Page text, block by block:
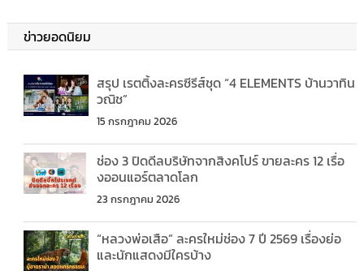
ข่าวยอดนิยม
สรุป เรตติ้งละครซีรีส์ชุด “4 ELEMENTS บ้านวาทิน
วณิช”
15 กรกฎาคม 2026
ช่อง 3 ปิดดีลบริษัทจากสิงคโปร์ ขายละคร 12 เรื่อ
งออนแอร์ตลาดโลก
23 กรกฎาคม 2026
“หลวงพ่อเสือ” ละครใหม่ช่อง 7 ปี 2569 เรื่องย่อ
และนักแสดงมีใครบ้าง